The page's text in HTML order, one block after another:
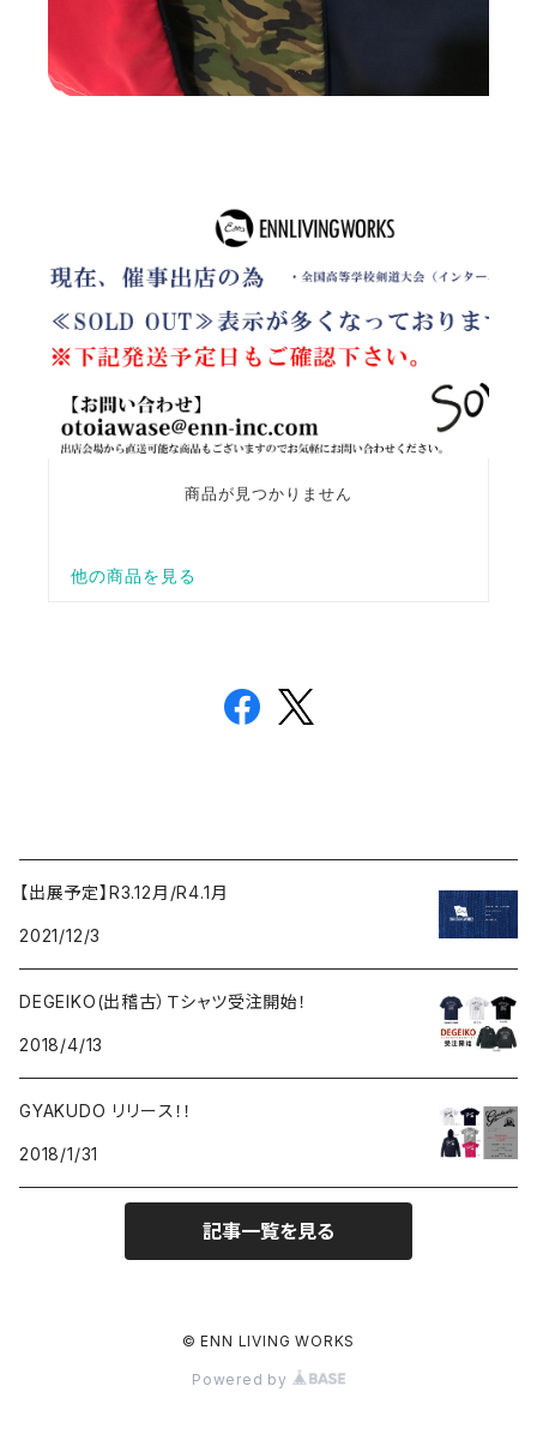
【出展予定】R3.12月/R4.1月
2021/12/3
DEGEIKO(出稽古）Ｔシャツ受注開始！
2018/4/13
GYAKUDO リリース！！
2018/1/31
記事一覧を見る
© ENN LIVING WORKS
Powered by